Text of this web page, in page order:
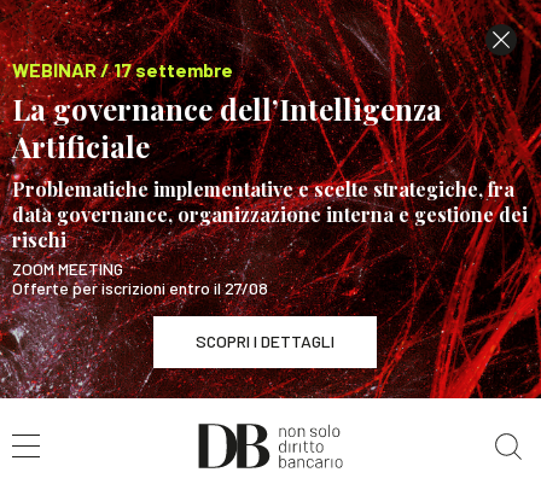
WEBINAR / 17 settembre
La governance dell’Intelligenza
Artificiale
Problematiche implementative e scelte strategiche, fra
data governance, organizzazione interna e gestione dei
rischi
ZOOM MEETING
Offerte per iscrizioni entro il 27/08
SCOPRI I DETTAGLI
WEBINAR / 17 settembre
La governance dell’Intelligenza Artificiale